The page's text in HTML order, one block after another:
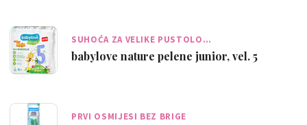
SUHOĆA ZA VELIKE PUSTOLO…
babylove nature pelene junior, vel. 5
PRVI OSMIJESI BEZ BRIGE